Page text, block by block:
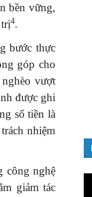
bền vững,
4.
bước thực
góp cho
vượt
được ghi
số tiền là
nhiệm
công nghệ
giảm tác
lý thuyết